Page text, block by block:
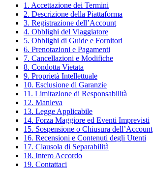
1. Accettazione dei Termini
2. Descrizione della Piattaforma
3. Registrazione dell’Account
4. Obblighi del Viaggiatore
5. Obblighi di Guide e Fornitori
6. Prenotazioni e Pagamenti
7. Cancellazioni e Modifiche
8. Condotta Vietata
9. Proprietà Intellettuale
10. Esclusione di Garanzie
11. Limitazione di Responsabilità
12. Manleva
13. Legge Applicabile
14. Forza Maggiore ed Eventi Imprevisti
15. Sospensione o Chiusura dell’Account
16. Recensioni e Contenuti degli Utenti
17. Clausola di Separabilità
18. Intero Accordo
19. Contattaci